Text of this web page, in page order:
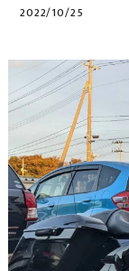
2022/10/25